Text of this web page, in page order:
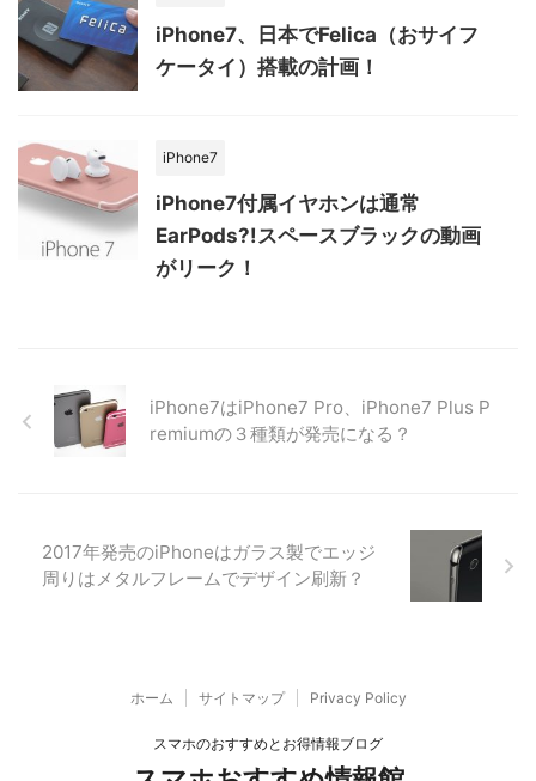
iPhone7、日本でFelica（おサイフ
ケータイ）搭載の計画！
iPhone7
iPhone7付属イヤホンは通常
EarPods?!スペースブラックの動画
がリーク！
iPhone7はiPhone7 Pro、iPhone7 Plus P
remiumの３種類が発売になる？
2017年発売のiPhoneはガラス製でエッジ
周りはメタルフレームでデザイン刷新？
ホーム サイトマップ Privacy Policy
スマホのおすすめとお得情報ブログ